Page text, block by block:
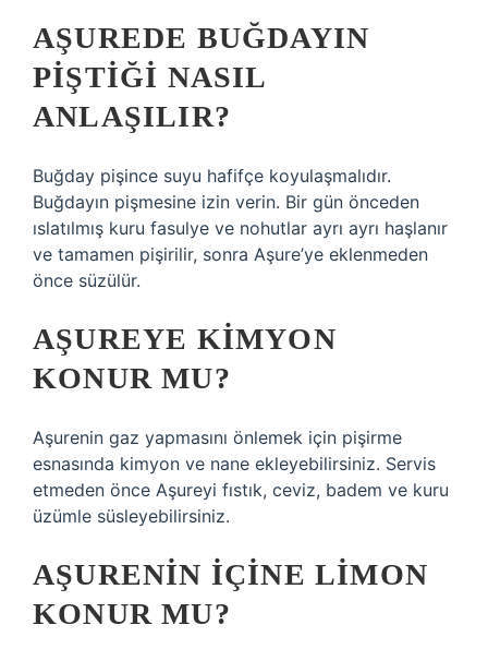
AŞUREDE BUĞDAYIN
PIŞTIĞI NASIL
ANLAŞILIR?
Buğday pişince suyu hafifçe koyulaşmalıdır.
Buğdayın pişmesine izin verin. Bir gün önceden
ıslatılmış kuru fasulye ve nohutlar ayrı ayrı haşlanır
ve tamamen pişirilir, sonra Aşure’ye eklenmeden
önce süzülür.
AŞUREYE KIMYON
KONUR MU?
Aşurenin gaz yapmasını önlemek için pişirme
esnasında kimyon ve nane ekleyebilirsiniz. Servis
etmeden önce Aşureyi fıstık, ceviz, badem ve kuru
üzümle süsleyebilirsiniz.
AŞURENIN IÇINE LIMON
KONUR MU?